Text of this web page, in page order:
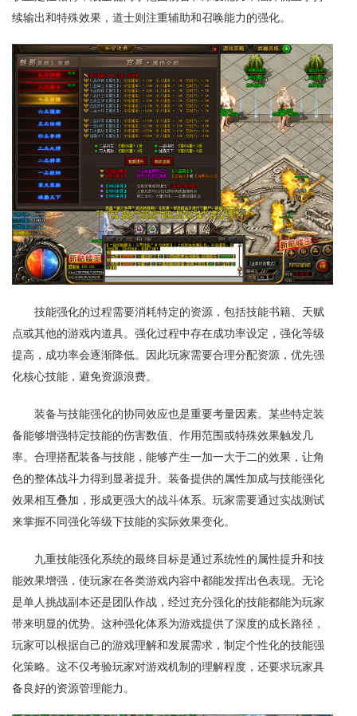
续输出和特殊效果，道士则注重辅助和召唤能力的强化。
技能强化的过程需要消耗特定的资源，包括技能书籍、天赋
点或其他的游戏内道具。强化过程中存在成功率设定，强化等级
提高，成功率会逐渐降低。因此玩家需要合理分配资源，优先强
化核心技能，避免资源浪费。
装备与技能强化的协同效应也是重要考量因素。某些特定装
备能够增强特定技能的伤害数值、作用范围或特殊效果触发几
率。合理搭配装备与技能，能够产生一加一大于二的效果，让角
色的整体战斗力得到显著提升。装备提供的属性加成与技能强化
效果相互叠加，形成更强大的战斗体系。玩家需要通过实战测试
来掌握不同强化等级下技能的实际效果变化。
九重技能强化系统的最终目标是通过系统性的属性提升和技
能效果增强，使玩家在各类游戏内容中都能发挥出色表现。无论
是单人挑战副本还是团队作战，经过充分强化的技能都能为玩家
带来明显的优势。这种强化体系为游戏提供了深度的成长路径，
玩家可以根据自己的游戏理解和发展需求，制定个性化的技能强
化策略。这不仅考验玩家对游戏机制的理解程度，还要求玩家具
备良好的资源管理能力。